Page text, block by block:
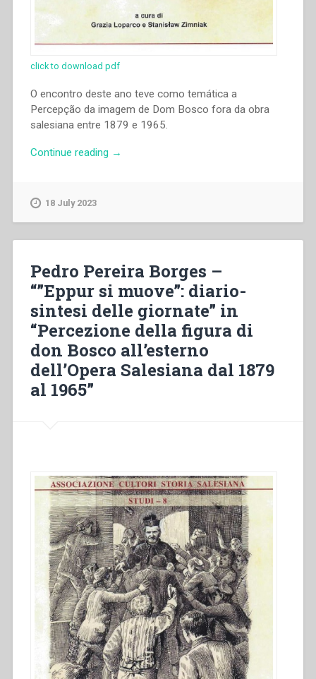
click to download pdf
O encontro deste ano teve como temática a
Percepção da imagem de Dom Bosco fora da obra
salesiana entre 1879 e 1965.
Continue reading “Pedro
sintesi
delle
giornate”
“Percezione
della
figura
dal
1879
al
1965””
→
18 July 2023
Pedro Pereira Borges –
“”Eppur si muove”: diario-
sintesi delle giornate” in
“Percezione della figura di
don Bosco all’esterno
dell’Opera Salesiana dal 1879
al 1965”